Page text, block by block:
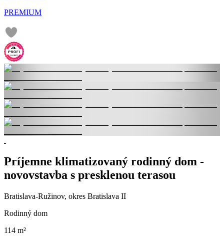
PREMIUM
Príjemne klimatizovaný rodinný dom -
novovstavba s presklenou terasou
Bratislava-Ružinov, okres Bratislava II
Rodinný dom
114 m²